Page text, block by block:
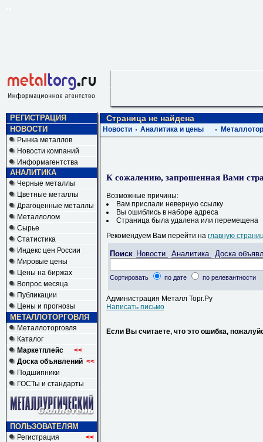
РЕГИСТРАЦИЯ
НОВОСТИ
Рынка металлов
Новости компаний
Информагентства
АНАЛИТИКА
Черные металлы
Цветные металлы
Драгоценные металлы
Металлолом
Сырье
Статистика
Индекс цен России
Мировые цены
Цены на биржах
Вопрос месяца
Публикации
Цены и прогнозы
МЕТАЛЛОТОРГОВЛЯ
Металлоторговля
Каталог
Маркетплейс
<<
Доска объявлений <<
Подшипники
ГОСТы и стандарты
ПОЛЬЗОВАТЕЛЯМ
Регистрация <<
Страница не найдена
Новости Аналитика и цены
К сожалению, запрошенная Вами
Возможные причины:
Вам прислали неверную ссылку
Вы ошиблись в наборе адреса
Страница была удалена или перемещена
Рекомендуем Вам перейти на главную
Поиск Новости Аналитика Доска
Сортировать по дате по релевантности
Администрация Металл Торг.Ру
Написать письмо
Если Вы считаете, что это ошибка,